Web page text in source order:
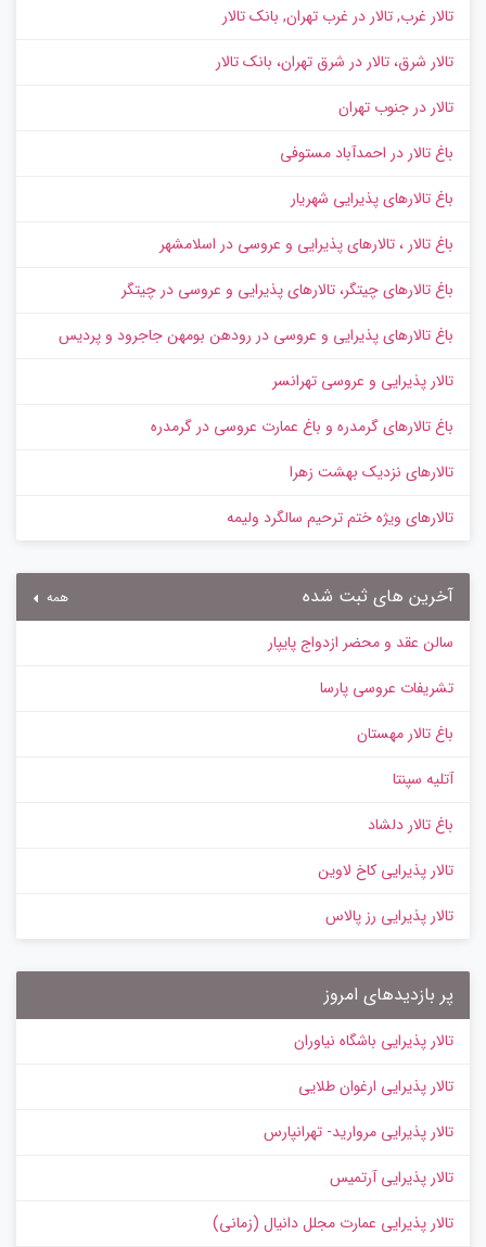
تالار غرب, تالار در غرب تهران, بانک تالار
تالار شرق، تالار در شرق تهران، بانک تالار
تالار در جنوب تهران
باغ تالار در احمدآباد مستوفی
باغ تالارهای پذیرایی شهریار
باغ تالار ، تالارهای پذیرایی و عروسی در اسلامشهر
باغ تالارهای چیتگر، تالارهای پذیرایی و عروسی در چیتگر
باغ تالارهای پذیرایی و عروسی در رودهن بومهن جاجرود و پردیس
تالار پذیرایی و عروسی تهرانسر
باغ تالارهای گرمدره و باغ عمارت عروسی در گرمدره
تالارهای نزدیک بهشت زهرا
تالارهای ویژه ختم ترحیم سالگرد ولیمه
آخرین های ثبت شده همه
سالن عقد و محضر ازدواج پایپار
تشریفات عروسی پارسا
باغ تالار مهستان
آتلیه سپنتا
باغ تالار دلشاد
تالار پذیرایی کاخ لاوین
تالار پذیرایی رز پالاس
پر بازدیدهای امروز
تالار پذیرایی باشگاه نیاوران
تالار پذیرایی ارغوان طلایی
تالار پذیرایی مروارید- تهرانپارس
تالار پذیرایی آرتمیس
تالار پذیرایی عمارت مجلل دانیال (زمانی)